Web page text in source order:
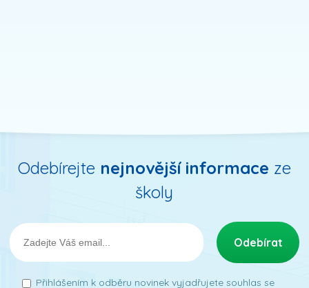
Odebírejte nejnovější informace ze
školy
Přihlášením k odběru novinek vyjadřujete souhlas se